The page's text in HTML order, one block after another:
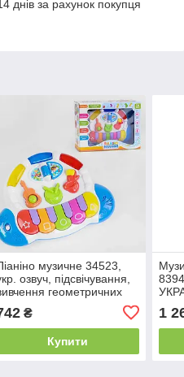
днів за рахунок покупця
музичне 34523,
озвуч, підсвічування,
геометричних
фігур, мелодії, пісенька,
₴
Купити
1